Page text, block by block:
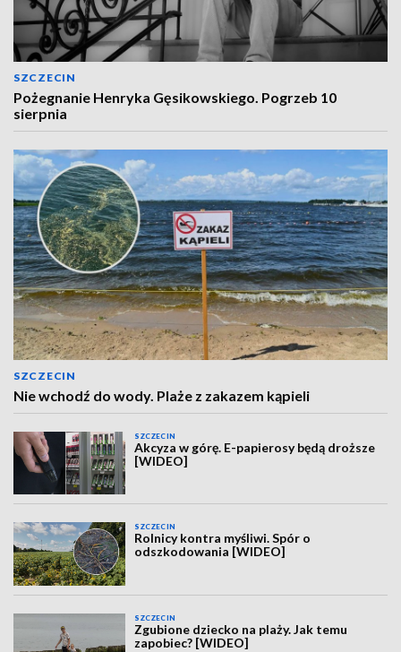
SZCZECIN
Pożegnanie Henryka Gęsikowskiego. Pogrzeb 10
sierpnia
SZCZECIN
Nie wchodź do wody. Plaże z zakazem kąpieli
SZCZECIN
Akcyza w górę. E-papierosy będą droższe
[WIDEO]
SZCZECIN
Rolnicy kontra myśliwi. Spór o
odszkodowania [WIDEO]
SZCZECIN
Zgubione dziecko na plaży. Jak temu
zapobiec? [WIDEO]